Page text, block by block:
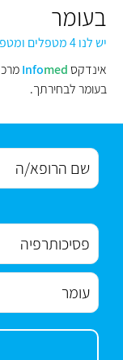
בעומר
יש לנו 4 מטפלים ומטפלות באתר
אינדקס
Infomed
בעומר לבחירתך.